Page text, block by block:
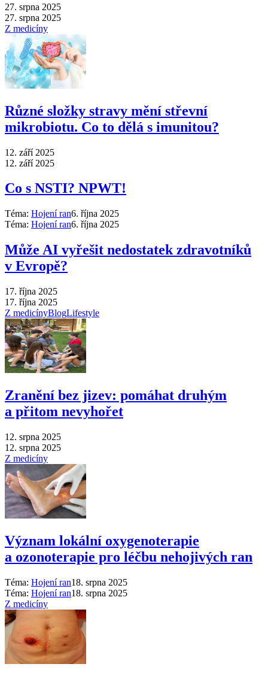
27. srpna 2025
27. srpna 2025
Z medicíny
Různé složky stravy mění střevní
mikrobiotu. Co to dělá s imunitou?
12. září 2025
12. září 2025
Co s NSTI? NPWT!
Téma: Hojení ran6. října 2025
Téma: Hojení ran6. října 2025
Může AI vyřešit nedostatek zdravotníků
v Evropě?
17. října 2025
17. října 2025
Z medicínyBlogLifestyle
Zranění bez jizev: pomáhat druhým
a přitom nevyhořet
12. srpna 2025
12. srpna 2025
Z medicíny
Význam lokální oxygenoterapie
a ozonoterapie pro léčbu nehojivých ran
Téma: Hojení ran18. srpna 2025
Téma: Hojení ran18. srpna 2025
Z medicíny